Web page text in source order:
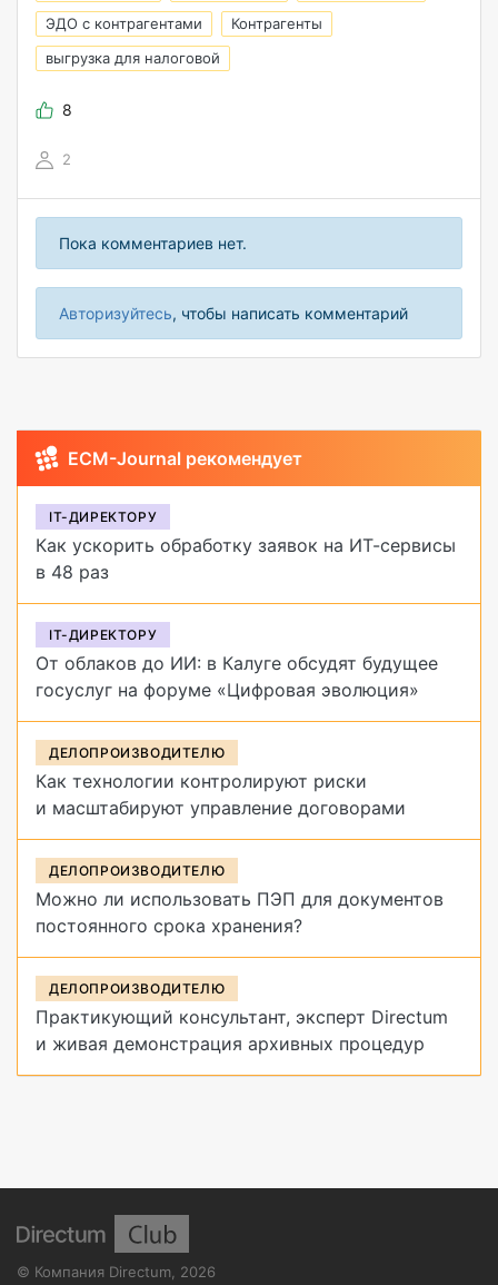
ЭДО с контрагентами
Контрагенты
выгрузка для налоговой
8
2
Пока комментариев нет.
Авторизуйтесь, чтобы написать комментарий
ECM-Journal рекомендует
IT-ДИРЕКТОРУ
Как ускорить обработку заявок на ИТ-сервисы
в 48 раз
IT-ДИРЕКТОРУ
От облаков до ИИ: в Калуге обсудят будущее
госуслуг на форуме «Цифровая эволюция»
ДЕЛОПРОИЗВОДИТЕЛЮ
Как технологии контролируют риски
и масштабируют управление договорами
ДЕЛОПРОИЗВОДИТЕЛЮ
Можно ли использовать ПЭП для документов
постоянного срока хранения?
ДЕЛОПРОИЗВОДИТЕЛЮ
Практикующий консультант, эксперт Directum
и живая демонстрация архивных процедур
© Компания Directum 2026